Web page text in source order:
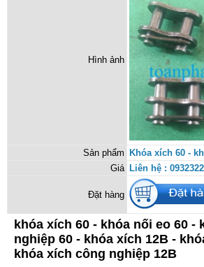
Hình ảnh
Sản phẩm
Khóa xích 60 -
Giá Liên hệ :
Đặt hàng
khóa xích 60 - khóa nối eo 60 -
nghiệp 60 - khóa xích 12B -
khóa xích công nghiệp 12B